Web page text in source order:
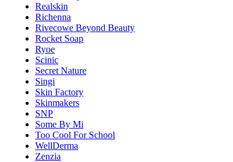
Realskin
Richenna
Rivecowe Beyond Beauty
Rocket Soap
Ryoe
Scinic
Secret Nature
Singi
Skin Factory
Skinmakers
SNP
Some By Mi
Too Cool For School
WellDerma
Zenzia